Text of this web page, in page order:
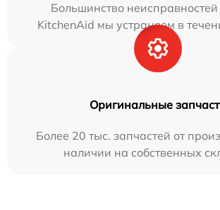
Большинство неисправностей
KitchenAid мы устраняем в
Оригинальные
Более 20 тыс. запчастей от
наличии на собственных